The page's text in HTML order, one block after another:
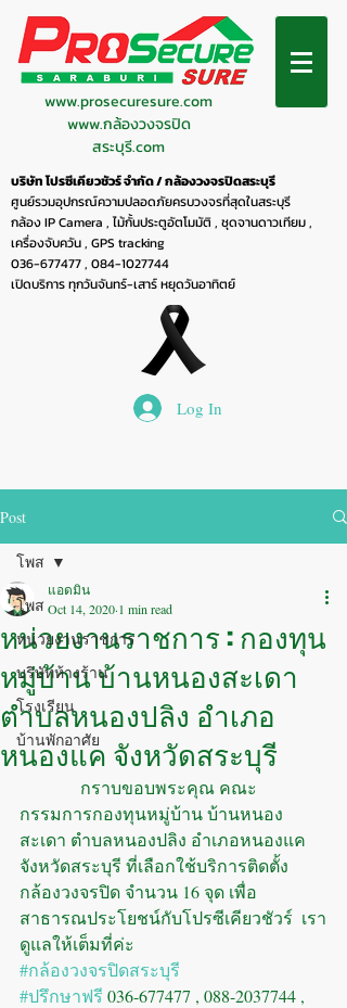
www.prosecuresure.com
www.กล้องวงจรปิด
สระบุรี.com
บริษัท โปรซีเคียวชัวร์ จำกัด / กล้องวงจรปิดสระบุรี
ศูนย์รวมอุปกรณ์ความปลอดภัยครบวงจรที่สุดในสระบุรี
กล้อง IP Camera , ไม้กั้นประตูอัตโมมัติ , ชุดจานดาวเทียม ,
เครื่องจับควัน , GPS tracking
036-677477, 084-1027744
เปิดบริการ ทุกวันจันทร์-เสาร์ หยุดวันอาทิตย์
Log In
Post
โพส
หน่วยงานราชการ
บริษัทห้างร้าน
โรงเรียน
บ้านพักอาศัย
โพส
หน่วยงานราชการ : กองทุน
หมู่บ้าน บ้านหนองสะเดา
ตำบลหนองปลิง อำเภอ
หนองแค จังหวัดสระบุรี
แอดมิน
Oct 14, 2020 1 min read
กรรมการกองทุนหมู่บ้าน บ้านหนอง
สะเดา ตำบลหนองปลิง อำเภอหนองแค
จังหวัดสระบุรี ที่เลือกใช้บริการติดตั้ง
กล้องวงจรปิด จำนวน 16 จุด เพื่อ
สาธารณประโยชน์กับโปรซีเคียวชัวร์  เรา
ดูแลให้เต็มที่ค่ะ
#กล้องวงจรปิดสระบุรี
#ปรึกษาฟรี 036-677477 , 088-2037744 ,